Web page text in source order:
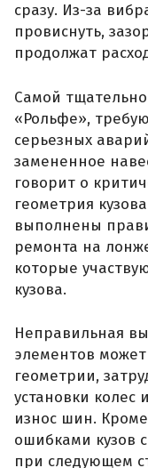
сразу. Из-за
провиснуть,
продолжат
Самой
«Рольфе»,
серьезных
замененное
говорит о
геометрия
выполнены
ремонта на
которые
кузова.
Неправильная
элементов
геометрии,
установки
износ шин.
ошибками кузов
при следующем